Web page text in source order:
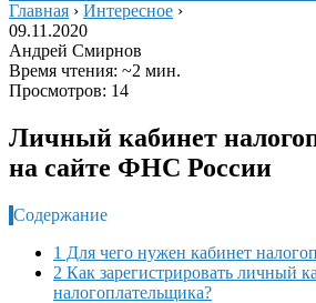
Главная › Интересное ›
09.11.2020
Андрей Смирнов
Время чтения: ~2 мин.
Просмотров: 14
Личный кабинет
на сайте ФНС России
Содержание
1 Для чего нужен кабинет
2 Как зарегистрировать личный
налогоплательщика?